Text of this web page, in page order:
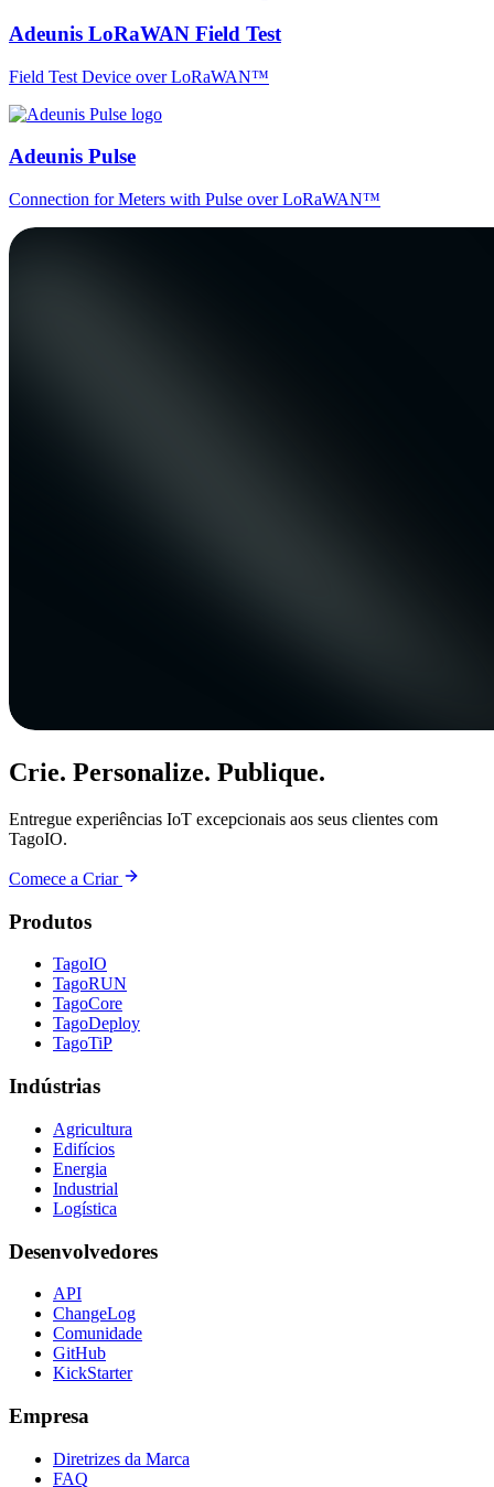
Adeunis LoRaWAN Field Test
Field Test Device over LoRaWAN™
Adeunis Pulse
Connection for Meters with Pulse over LoRaWAN™
Crie. Personalize. Publique.
Entregue experiências IoT excepcionais aos seus clientes com
TagoIO.
Comece a Criar
Produtos
TagoIO
TagoRUN
TagoCore
TagoDeploy
TagoTiP
Indústrias
Agricultura
Edifícios
Energia
Industrial
Logística
Desenvolvedores
API
ChangeLog
Comunidade
GitHub
KickStarter
Empresa
Diretrizes da Marca
FAQ